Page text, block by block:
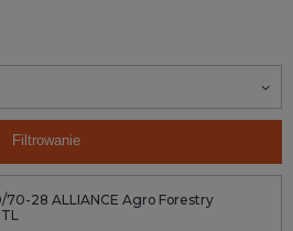
Filtrowanie
70-28 ALLIANCE Agro Forestry